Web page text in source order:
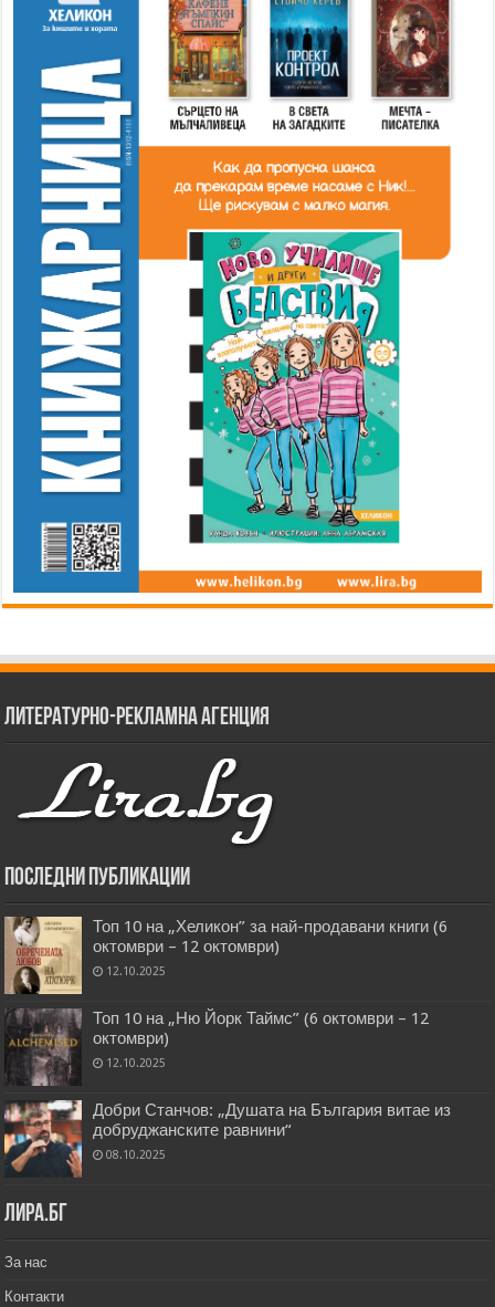
Литературно-рекламна агенция
Последни публикации
Топ 10 на „Хеликон” за най-продавани книги (6
октомври – 12 октомври)
12.10.2025
Топ 10 на „Ню Йорк Таймс” (6 октомври – 12
октомври)
12.10.2025
Добри Станчов: „Душата на България витае из
добруджанските равнини“
08.10.2025
Лира.бг
За нас
Контакти